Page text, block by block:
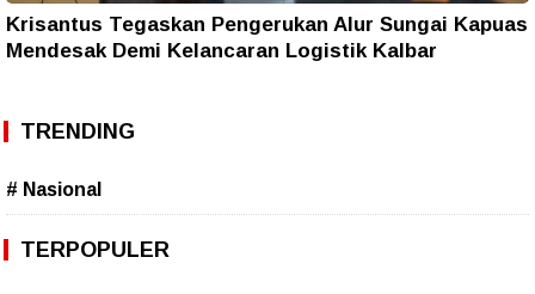
Krisantus Tegaskan Pengerukan Alur Sungai Kapuas
Mendesak Demi Kelancaran Logistik Kalbar
TRENDING
# Nasional
TERPOPULER